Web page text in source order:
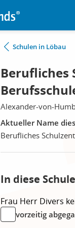
Schulen in Löbau
Berufliches
Alexander-von-
Aktueller Name
Berufliches
In diese
Frau Herr Divers
vorzeitig